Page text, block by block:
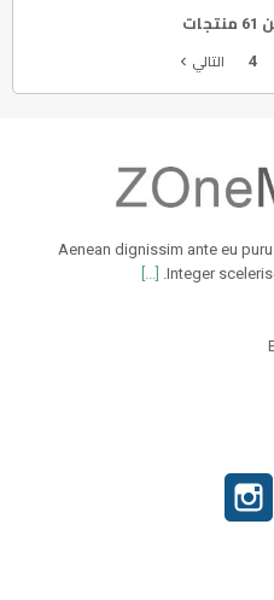
4 التالي navigate_next
Aenean dignissim ante eu
Integer
[...]